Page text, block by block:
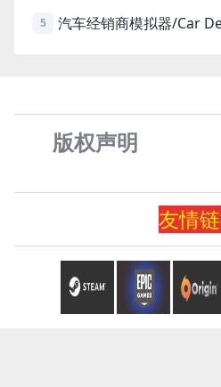
5 汽车经销商模拟器/Car
版权声明
友情链